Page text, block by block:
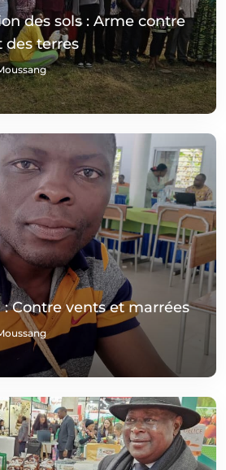
des sols : Arme contre
des terres
Contre vents et marrées